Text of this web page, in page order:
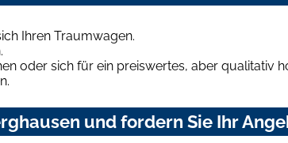
Ihren Traumwagen.
oder sich für ein preiswertes, aber qualitativ
und fordern Sie Ihr